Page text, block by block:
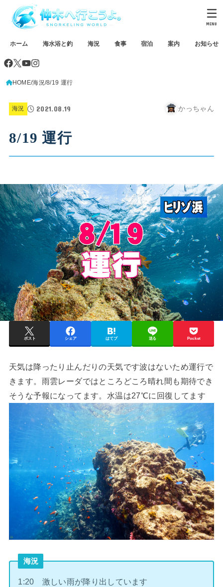
ホーム 海水浴と釣 海況 食事 宿泊 案内 お知らせ
MENU
HOME 海況 8/19 運行
海況 2021.08.19 かっちゃん
8/19 運行
ポスト シェア はてブ 送る Pocket
天気は降ったり止んだりの天気です波はないため運行で
きます。雨雲レーダではところどころ晴れ間も期待でき
そうな予報になってます。水温は27℃に回復してます
海況
1:20 激しい雨が降り出しています